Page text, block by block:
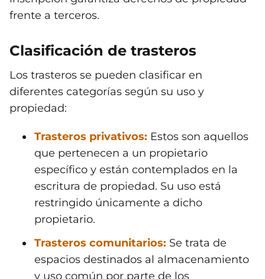
frente a terceros.
Clasificación de trasteros
Los trasteros se pueden clasificar en
diferentes categorías según su uso y
propiedad:
Trasteros privativos: Estos son aquellos
que pertenecen a un propietario
específico y están contemplados en la
escritura de propiedad. Su uso está
restringido únicamente a dicho
propietario.
Trasteros comunitarios: Se trata de
espacios destinados al almacenamiento
y uso común por parte de los